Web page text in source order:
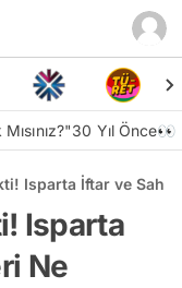
30 Yıl Önce👀
Isparta İftar ve
Isparta
Ne